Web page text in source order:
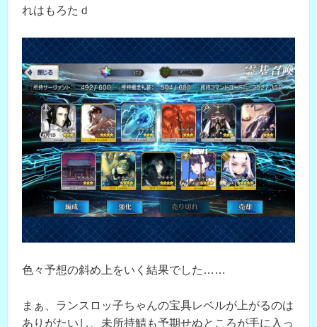
れはもろたｄ
色々予想の斜め上をいく結果でした……
まぁ、ランスロッ子ちゃんの宝具レベルが上がるのは
ありがたいし、未所持鯖も予期せぬところが手に入っ